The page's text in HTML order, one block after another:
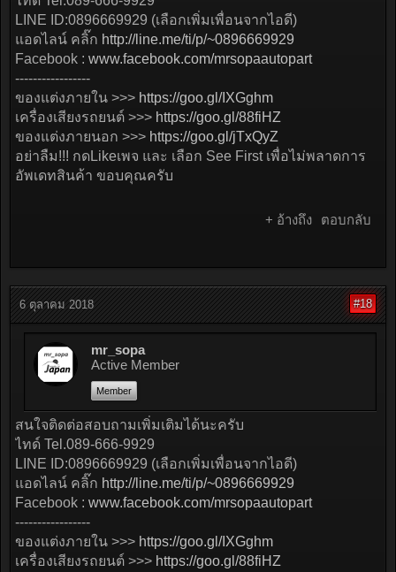
LINE ID:0896669929 (เลือกเพิ่มเพื่อนจากไอดี)
แอดไลน์ คลิ๊ก http://line.me/ti/p/~0896669929
Facebook : www.facebook.com/mrsopaautopart
-----------------
ของแต่งภายใน >>> https://goo.gl/IXGghm
เครื่องเสียงรถยนต์ >>> https://goo.gl/88fiHZ
ของแต่งภายนอก >>> https://goo.gl/jTxQyZ
อย่าลืม!!! กดLikeเพจ และ เลือก See First เพื่อไม่พลาดการ
อัพเดทสินค้า ขอบคุณครับ
+ อ้างถึง ตอบกลับ
6 ตุลาคม 2018 #18
mr_sopa
Active Member
Member
สนใจติดต่อสอบถามเพิ่มเติมได้นะครับ
ไทด์ Tel.089-666-9929
LINE ID:0896669929 (เลือกเพิ่มเพื่อนจากไอดี)
แอดไลน์ คลิ๊ก http://line.me/ti/p/~0896669929
Facebook : www.facebook.com/mrsopaautopart
-----------------
ของแต่งภายใน >>> https://goo.gl/IXGghm
เครื่องเสียงรถยนต์ >>> https://goo.gl/88fiHZ